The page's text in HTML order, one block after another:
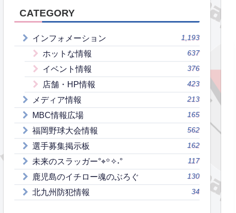
CATEGORY
インフォメーション 1,193
ホットな情報 637
イベント情報 376
店舗・HP情報 423
メディア情報 213
MBC情報広場 165
福岡野球大会情報 562
選手募集掲示板 162
未来のスラッガー°⌖꙳✧˖° 117
鹿児島のイチロー魂のぶろぐ 130
北九州防犯情報 34